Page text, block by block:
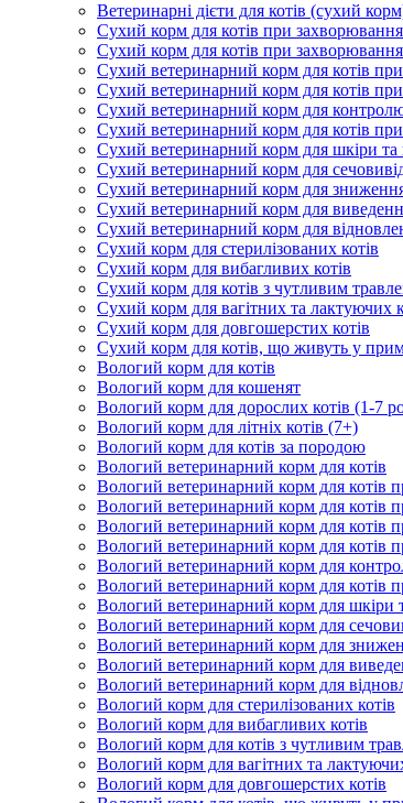
Ветеринарні дієти для котів (сухий
Сухий корм для котів при
Сухий корм для котів при
Сухий ветеринарний корм для котів
Сухий ветеринарний корм для котів
Сухий ветеринарний корм для
Сухий ветеринарний корм для котів при
Сухий ветеринарний корм для шкіри та
Сухий ветеринарний корм для
Сухий ветеринарний корм для
Сухий ветеринарний корм для
Сухий ветеринарний корм для
Сухий корм для стерилізованих котів
Сухий корм для вибагливих котів
Сухий корм для котів з чутливим
Сухий корм для вагітних та лактуючих
Сухий корм для довгошерстих котів
Сухий корм для котів, що живуть у
Вологий корм для котів
Вологий корм для кошенят
Вологий корм для дорослих котів (1-7
Вологий корм для літніх котів (7+)
Вологий корм для котів за породою
Вологий ветеринарний корм для котів
Вологий ветеринарний корм для
Вологий ветеринарний корм для котів
Вологий ветеринарний корм для котів
Вологий ветеринарний корм для котів
Вологий ветеринарний корм для
Вологий ветеринарний корм для котів
Вологий ветеринарний корм для шкіри
Вологий ветеринарний корм для
Вологий ветеринарний корм для
Вологий ветеринарний корм для
Вологий ветеринарний корм для
Вологий корм для стерилізованих котів
Вологий корм для вибагливих котів
Вологий корм для котів з чутливим
Вологий корм для вагітних та
Вологий корм для довгошерстих котів